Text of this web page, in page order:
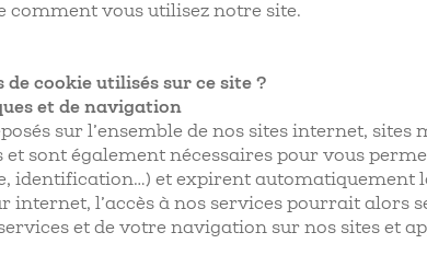
comment vous utilisez notre site.
de cookie utilisés sur ce site ?
et de navigation
sur l’ensemble de nos sites internet,
et sont également nécessaires pour vous
identification…) et expirent automatiquement
internet, l’accès à nos services pourrait alors
et de votre navigation sur nos sites et